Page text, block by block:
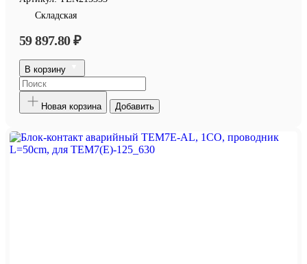
Складская
59 897.80 ₽
В корзину
Новая корзина Добавить